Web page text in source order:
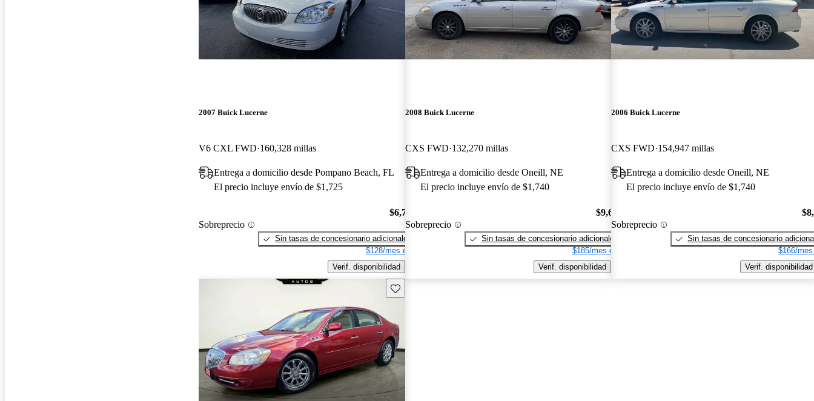
2007 Buick Lucerne
V6 CXL FWD 160,328 millas
Entrega a domicilio desde Pompano Beach, FL
El precio incluye envío de $1,725
Sobreprecio
$6,720
Sin tasas de concesionario adicionales
$128/mes est.
Verif. disponibilidad
2008 Buick Lucerne
CXS FWD 132,270 millas
Entrega a domicilio desde Oneill, NE
El precio incluye envío de $1,740
Sobreprecio
$9,690
Sin tasas de concesionario adicionales
$185/mes est.
Verif. disponibilidad
2006 Buick Lucerne
CXS FWD 154,947 millas
Entrega a domicilio desde Oneill, NE
El precio incluye envío de $1,740
Sobreprecio
Sin tasas de concesionario
$166/
Verif. disponibilidad
Guarda este Aviso